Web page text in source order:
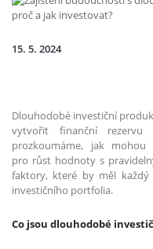
15. 5. 2024
Dlouhodobé investiční
vytvořit finanční
prozkoumáme, jak
pro růst hodnoty s
faktory, které by měl každý
investičního portfolia.
Co jsou dlouhodobé